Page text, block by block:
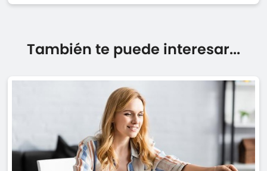
También te puede interesar...